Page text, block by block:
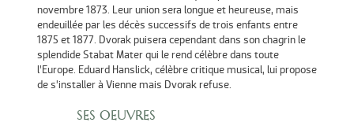
novembre 1873. Leur union sera longue et heureuse, mais
endeuillée par les décès successifs de trois enfants entre
1875 et 1877. Dvorak puisera cependant dans son chagrin le
splendide Stabat Mater qui le rend célèbre dans toute
l’Europe. Eduard Hanslick, célèbre critique musical, lui propose
de s’installer à Vienne mais Dvorak refuse.
SES OEUVRES